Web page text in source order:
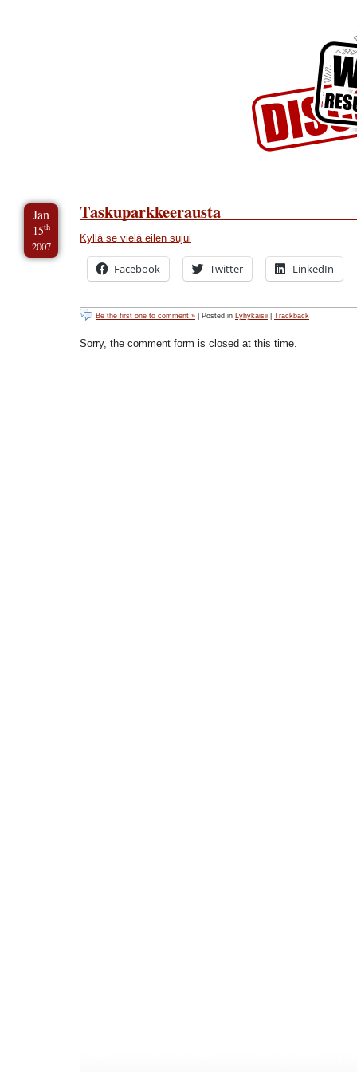
Jan
15th
2007
Taskuparkkeerausta
Kyllä se vielä eilen sujui
Facebook Twitter LinkedIn
Be the first one to comment » | Posted in Lyhykäisii Trackback
Sorry, the comment form is closed at this time.